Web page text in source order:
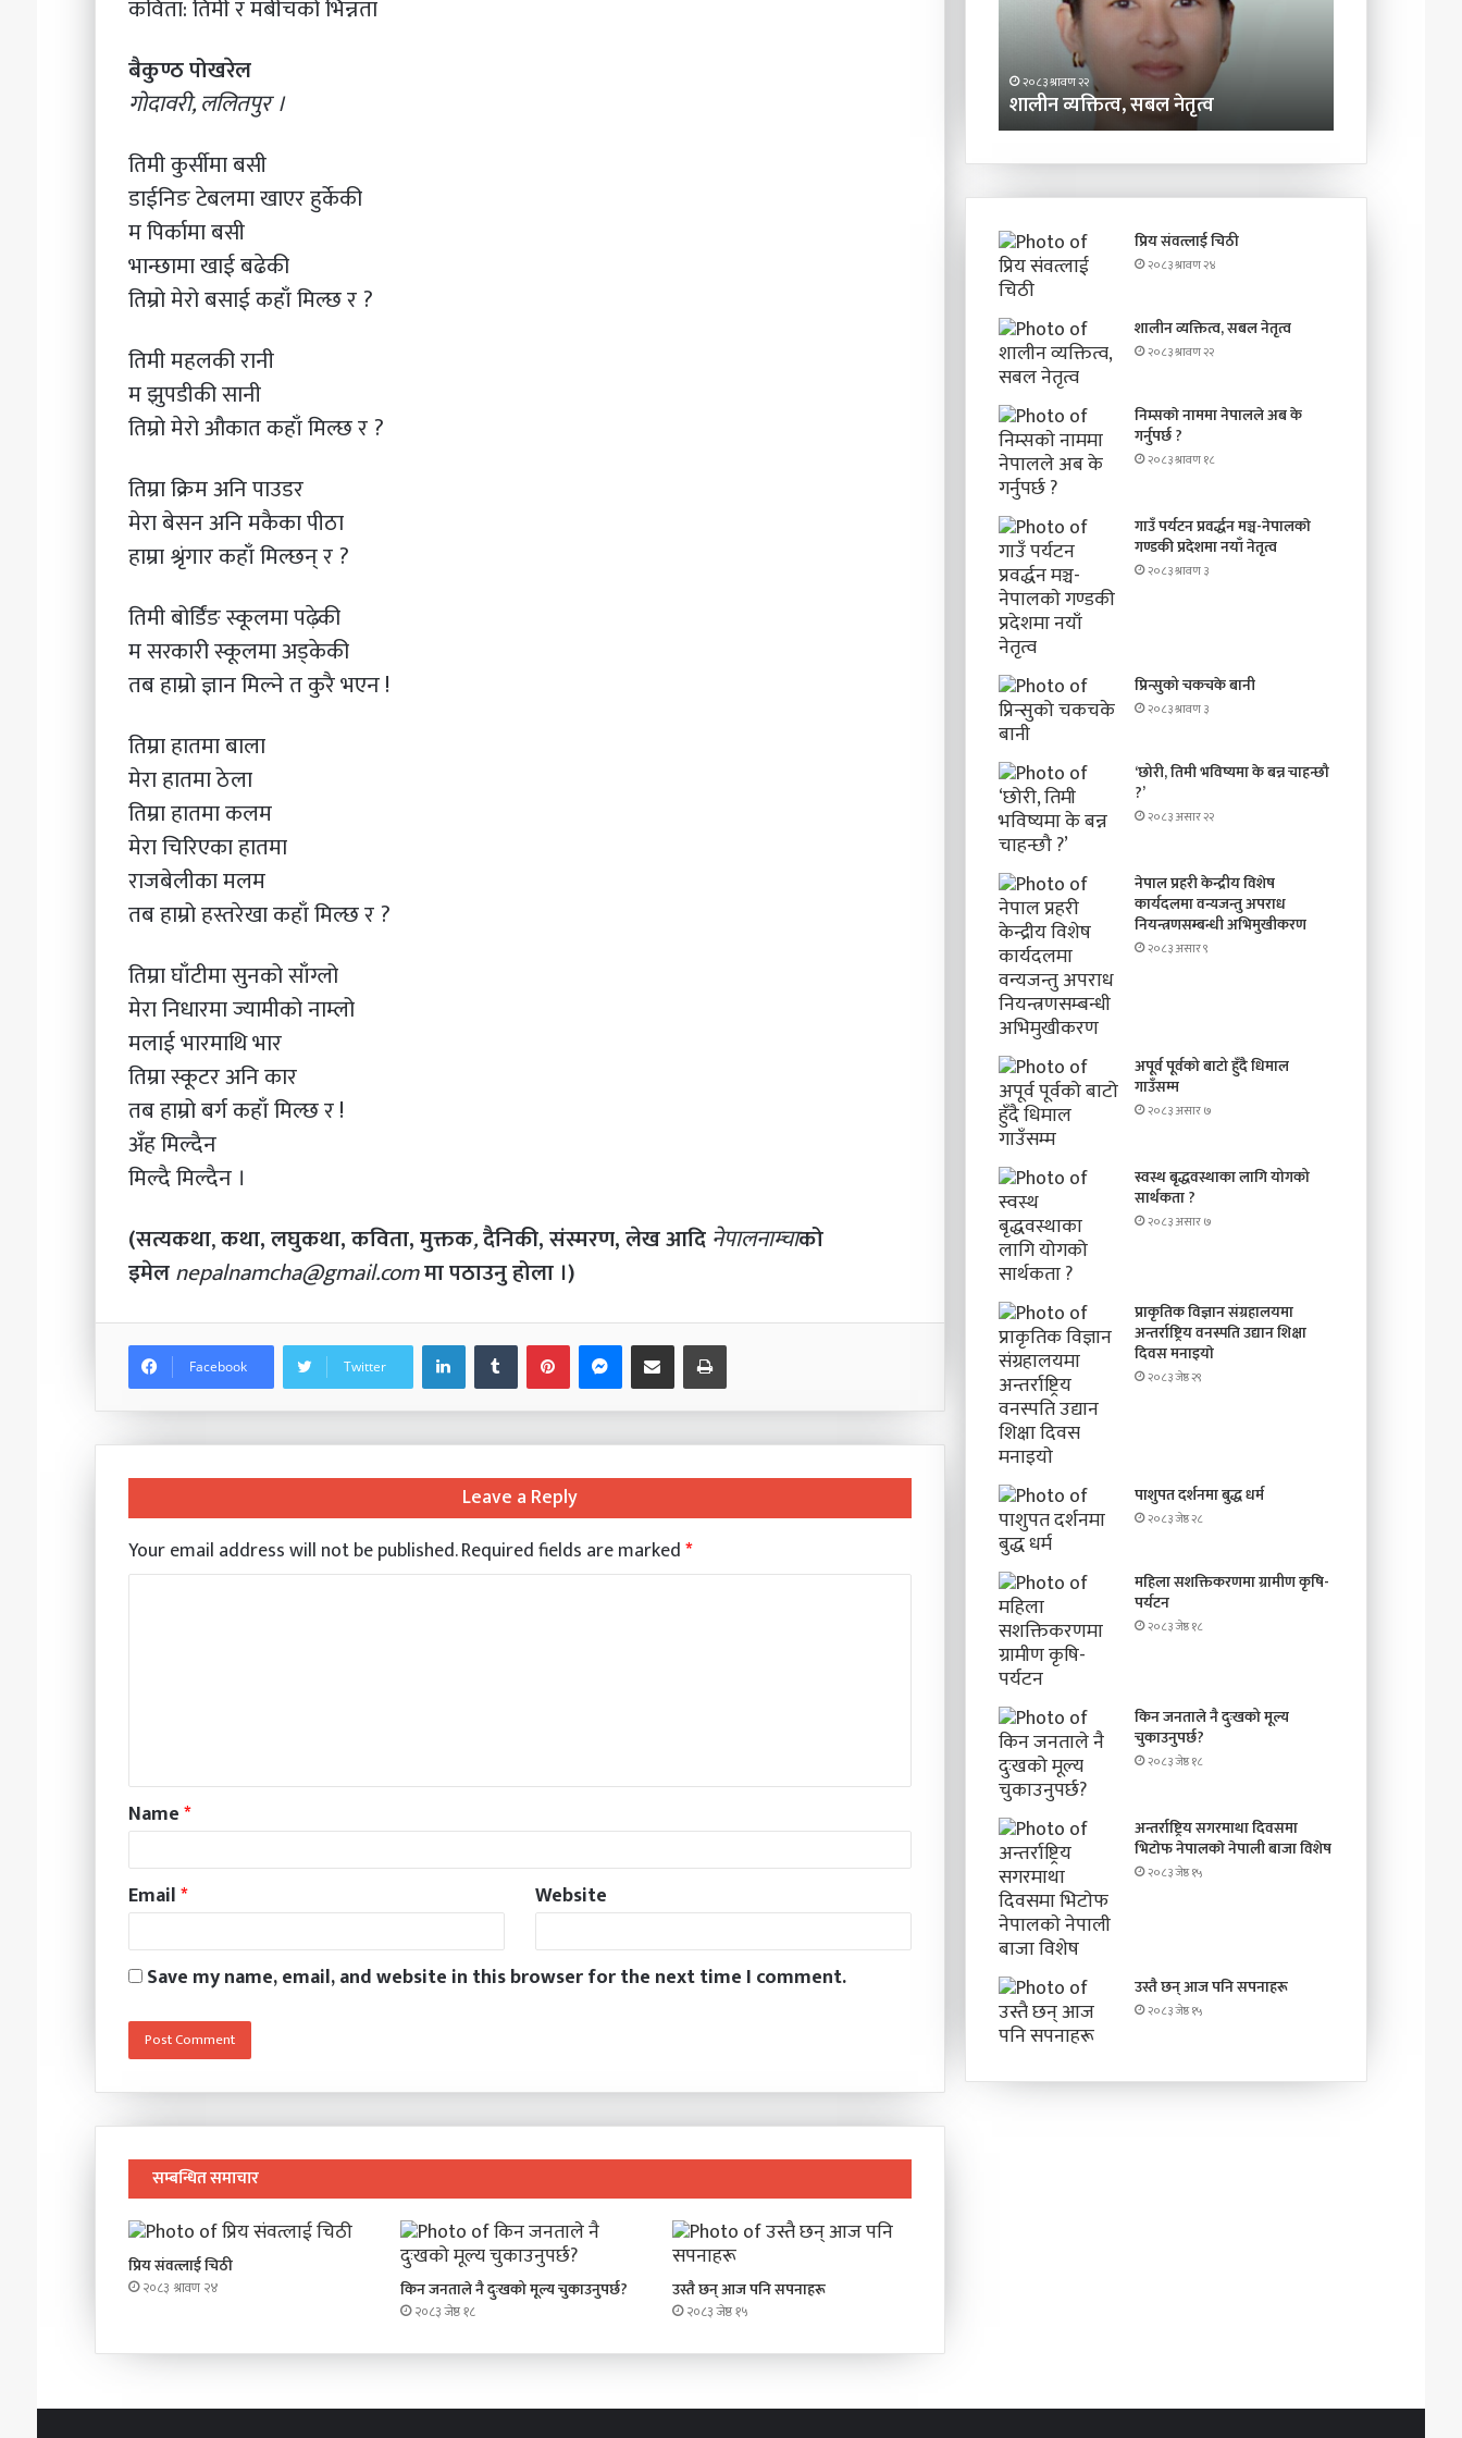
कविता: तिमी र मबीचको भिन्नता
बैकुण्ठ पोखरेल
गोदावरी, ललितपुर ।
तिमी कुर्सीमा बसी
डाईनिङ टेबलमा खाएर हुर्केकी
म पिर्कामा बसी
भान्छामा खाई बढेकी
तिम्रो मेरो बसाई कहाँ मिल्छ र ?
तिमी महलकी रानी
म झुपडीकी सानी
तिम्रो मेरो औकात कहाँ मिल्छ र ?
तिम्रा क्रिम अनि पाउडर
मेरा बेसन अनि मकैका पीठा
हाम्रा श्रृंगार कहाँ मिल्छन् र ?
तिमी बोर्डिंङ स्कूलमा पढ़ेकी
म सरकारी स्कूलमा अड्केकी
तब हाम्रो ज्ञान मिल्ने त कुरै भएन !
तिम्रा हातमा बाला
मेरा हातमा ठेला
तिम्रा हातमा कलम
मेरा चिरिएका हातमा
राजबेलीका मलम
तब हाम्रो हस्तरेखा कहाँ मिल्छ र ?
तिम्रा घाँटीमा सुनको साँग्लो
मेरा निधारमा ज्यामीको नाम्लो
मलाई भारमाथि भार
तिम्रा स्कूटर अनि कार
तब हाम्रो बर्ग कहाँ मिल्छ र !
अँह मिल्दैन
मिल्दै मिल्दैन ।
(सत्यकथा,कथा, लघुकथा, कविता,मुक्तक,दैनिकी, संस्मरण, लेख आदि नेपालनाम्चाको
इमेलnepalnamcha@gmail.comमा पठाउनु होला ।)
Facebook Twitter
LinkedInTumblrPinterestMessenger
Share via Email Print
Leave a Reply
Your email address will not be published.Required fields are marked*
Name*
Email* Website
Save my name, email, and website in this browser for the next time I comment.
सम्बन्धित समाचार
प्रिय संवत्लाई चिठी
२०८३ श्रावण २४ किन जनताले नै दुःखको मूल्य चुकाउनुपर्छ?
२०८३ जेष्ठ १८
उस्तै छन् आज पनि सपनाहरू
२०८३ जेष्ठ १५
२०८३ श्रावण २२
शालीन व्यक्तित्व, सबल नेतृत्व
प्रिय संवत्लाई चिठी
२०८३ श्रावण २४
शालीन व्यक्तित्व, सबल नेतृत्व
२०८३ श्रावण २२
निम्सकाे नाममा नेपालले अब के
गर्नुपर्छ ?
२०८३ श्रावण १८
गाउँ पर्यटन प्रवर्द्धन मञ्च-नेपालकाे
गण्डकी प्रदेशमा नयाँ नेतृत्व
२०८३ श्रावण ३
प्रिन्सुको चकचके बानी
२०८३ श्रावण ३
‘छोरी, तिमी भविष्यमा के बन्न चाहन्छौ
?’
२०८३ असार २२
नेपाल प्रहरी केन्द्रीय विशेष
कार्यदलमा वन्यजन्तु अपराध
नियन्त्रणसम्बन्धी अभिमुखीकरण
२०८३ असार ९
अपूर्व पूर्वको बाटो हुँदै धिमाल
गाउँसम्म
२०८३ असार ७
स्वस्थ बृद्धवस्थाका लागि योगको
सार्थकता ?
२०८३ असार ७
प्राकृतिक विज्ञान संग्रहालयमा
अन्तर्राष्ट्रिय वनस्पति उद्यान शिक्षा
दिवस मनाइयाे
२०८३ जेष्ठ २९
पाशुपत दर्शनमा बुद्ध धर्म​
२०८३ जेष्ठ २८
महिला सशक्तिकरणमा ग्रामीण कृषि-
पर्यटन
२०८३ जेष्ठ १८
किन जनताले नै दुःखको मूल्य
चुकाउनुपर्छ?
२०८३ जेष्ठ १८
अन्तर्राष्ट्रिय सगरमाथा दिवसमा
भिटाेफ नेपालकाे नेपाली बाजा विशेष
२०८३ जेष्ठ १५
उस्तै छन् आज पनि सपनाहरू
२०८३ जेष्ठ १५